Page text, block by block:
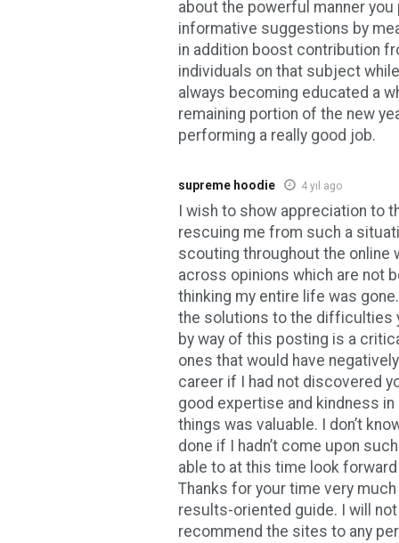
about the powerful manner
informative suggestions by
in addition boost contribution
individuals on that subject
always becoming educated a
remaining portion of the new
performing a really good job.
supreme hoodie 4 yıl ago
I wish to show appreciation to
rescuing me from such a
scouting throughout the online
across opinions which are not
thinking my entire life was
the solutions to the difficulties
by way of this posting is a
ones that would have
career if I had not discovered
good expertise and kindness in
things was valuable. I don’t
done if I hadn’t come upon
able to at this time look
Thanks for your time very
results-oriented guide. I will
recommend the sites to any